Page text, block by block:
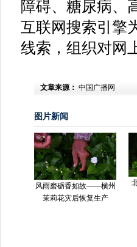
障碍、糖尿病、
互联网搜索引擎
线索，组织对网
文章来源： 中国广播网